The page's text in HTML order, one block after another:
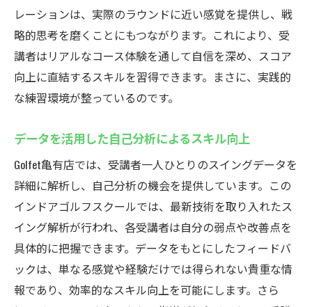
レーションは、実際のラウンドに近い感覚を提供し、戦
略的思考を磨くことにもつながります。これにより、受
講者はリアルなコース体験を通して自信を深め、スコア
向上に直結するスキルを習得できます。まさに、実践的
な練習環境が整っているのです。
データを活用した自己分析によるスキル向上
Golfet亀有店では、受講者一人ひとりのスイングデータを
詳細に解析し、自己分析の機会を提供しています。この
インドアゴルフスクールでは、最新技術を取り入れたス
イング解析が行われ、各受講者は自分の弱点や改善点を
具体的に把握できます。データをもとにしたフィードバ
ックは、単なる感覚や経験だけでは得られない貴重な情
報であり、効率的なスキル向上を可能にします。さら